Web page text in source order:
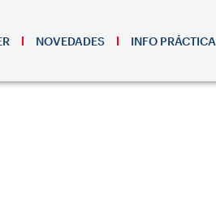
NOVEDADES INFO PRÁCTICA